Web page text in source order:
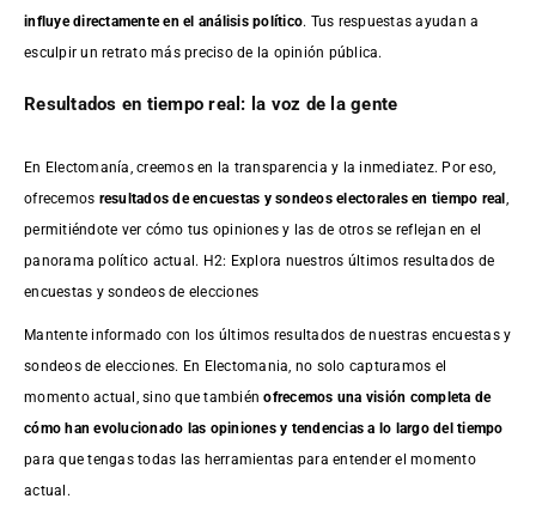
influye directamente en el análisis político. Tus respuestas ayudan a
esculpir un retrato más preciso de la opinión pública.
Resultados en tiempo real: la voz de la gente
En Electomanía, creemos en la transparencia y la inmediatez. Por eso,
ofrecemos resultados deencuestas y sondeos electorales en tiempo real
permitiéndote ver cómo tus opiniones y las de otros se reflejan en el
panorama político actual. H2: Explora nuestros últimos resultados de
encuestas y sondeos de elecciones
Mantente informado con los últimos resultados de nuestras encuestasy
sondeos de elecciones. En Electomania, no solo capturamos el
momento actual, sino que tambiénofrecemos una visión completa de
cómo han evolucionado las opiniones y tendencias a lo largo del tiempo
para que tengas todas las herramientas para entender el momento
actual.